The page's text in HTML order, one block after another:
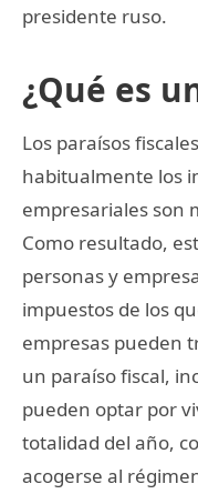
presidente ruso.
¿Qué es
Los paraísos
habitualmente los
empresariales son
Como resultado,
personas y
impuestos de los
empresas pueden
un paraíso fiscal,
pueden optar por
totalidad del año,
acogerse al